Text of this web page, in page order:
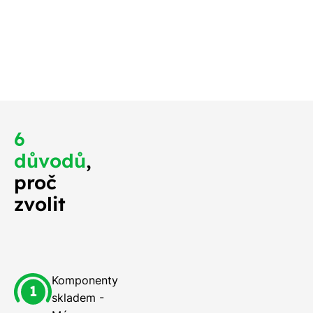
6
důvodů,
proč
zvolit
Komponenty
skladem -